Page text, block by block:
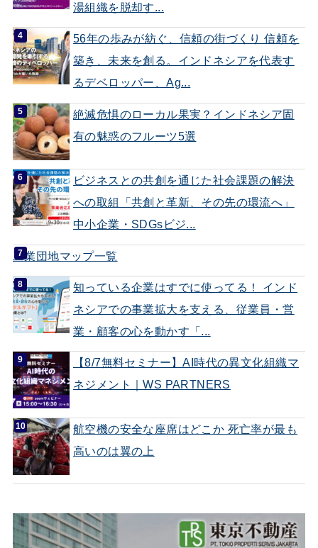
湯組織を脱却す...
56年の歩みが紡ぐ、信頼の街づくり 信頼を
築き、未来を創る。インドネシアを代表す
るデベロッパー、Ag...
絶滅危惧のローカル果実？インドネシア固
有の魅惑のフルーツ5選
ビジネスとの共創を通じた社会課題の解決
への取組「共創と革新、その先の環流へ」
中小企業・SDGsビジ...
工業団地マップ一覧
知っている企業はすでに使ってる！ インド
ネシアでの事業拡大を支える、従業員・営
業・顧客の心を動かす「...
【8/7無料セミナー】AI時代の異文化組織マ
ネジメント｜WS PARTNERS
航空機の安全な座席はどこか 死亡率が最も
高いのは翼の上